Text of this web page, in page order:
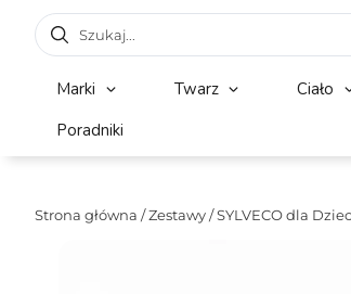
Marki Twarz Ciało
Poradniki
Strona główna /Zestawy/ SYLVECO dla